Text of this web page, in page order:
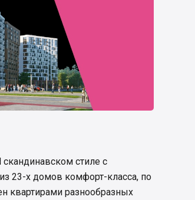
стиле с
23-х домов комфорт-класса, по
квартирами разнообразных